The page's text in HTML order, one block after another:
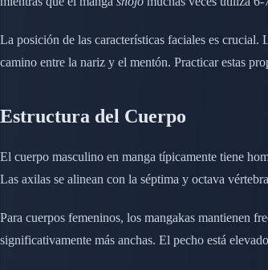
La posición de las características faciales es
camino entre la nariz y el mentón. Practicar estas
Estructura del Cuerpo
El cuerpo masculino en manga típicamente tiene
Las axilas se alinean con la séptima y octava
Para cuerpos femeninos, los mangakas mantienen
significativamente más anchas. El pecho está